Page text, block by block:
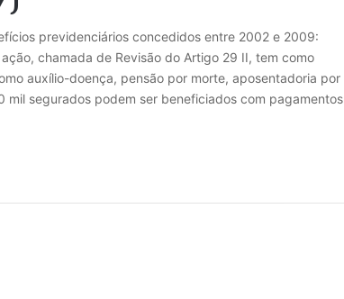
previdenciários concedidos entre 2002 e 2009:
chamada de Revisão do Artigo 29 II, tem como
auxílio-doença, pensão por morte, aposentadoria por
segurados podem ser beneficiados com pagamentos